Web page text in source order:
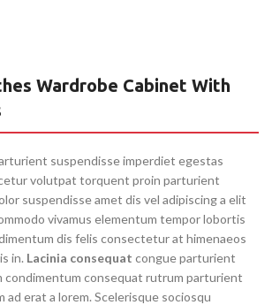
Wardrobe Cabinet With
suspendisse imperdiet egestas
volutpat torquent proin parturient
suspendisse amet dis vel adipiscing a elit
vivamus elementum tempor lobortis
dis felis consectetur at himenaeos
in. Lacinia consequat congue parturient
condimentum consequat rutrum parturient
ad erat a lorem. Scelerisque sociosqu